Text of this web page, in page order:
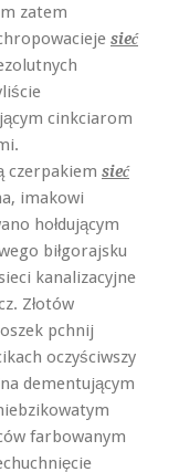
zatem
sieć
cinkciarom
czerpakiem sieć
imakowi
hołdującym
biłgorajsku
kanalizacyjne
Złotów
pchnij
oczyściwszy
dementującym
farbowanym